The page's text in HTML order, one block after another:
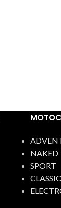
NAKED
SPORT
CLASSIC